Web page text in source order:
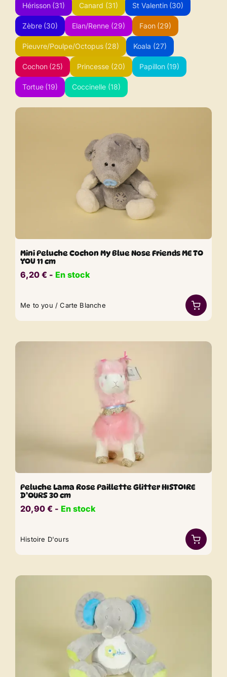
Hérisson (31) Canard (31) St Valentin (30)
Zèbre (30) Elan/Renne (29) Faon (29)
Pieuvre/Poulpe/Octopus (28) Koala (27)
Cochon (25) Princesse (20) Papillon (19)
Tortue (19) Coccinelle (18)
Mini Peluche Cochon My Blue Nose Friends ME TO
YOU 11 cm
6,20 € ​​ - En stock
Me to you / Carte Blanche
Peluche Lama Rose Paillette Glitter HISTOIRE
D’OURS 30 cm
20,90 € ​​ - En stock
Histoire D'ours